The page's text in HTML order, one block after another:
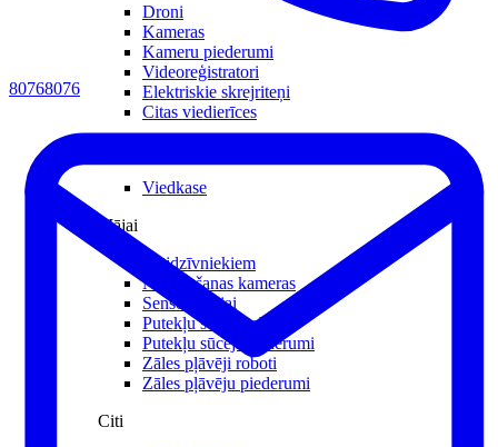
Droni
Kameras
Kameru piederumi
Videoreģistratori
Elektriskie skrejriteņi
Citas viedierīces
Viedkase
Mājai
Mājdzīvniekiem
Novērošanas kameras
Sensori mājai
Putekļu sūcēji roboti
Putekļu sūcēji piederumi
Zāles pļāvēji roboti
Zāles pļāvēju piederumi
Citi
80768076